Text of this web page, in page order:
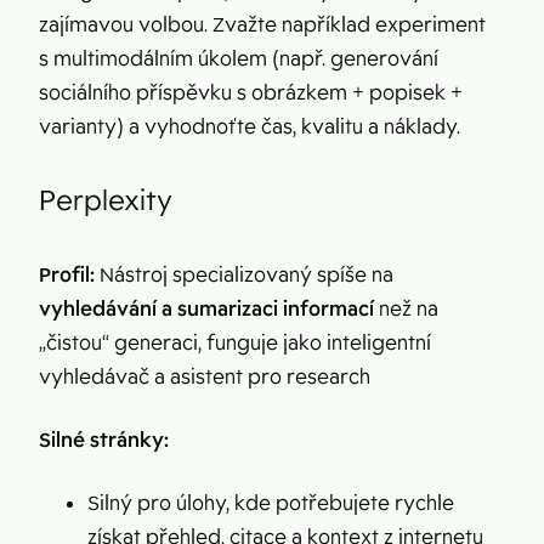
zajímavou volbou. Zvažte například experiment
s multimodálním úkolem (např. generování
sociálního příspěvku s obrázkem + popisek +
varianty) a vyhodnoťte čas, kvalitu a náklady.
Perplexity
Profil: Nástroj specializovaný spíše na
vyhledávání a sumarizaci informacínež na
„čistou“ generaci, funguje jako inteligentní
vyhledávač a asistent pro research
Silné stránky:
Silný pro úlohy, kde potřebujete rychle
získat přehled, citace a kontext z internetu